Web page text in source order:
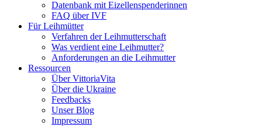
Datenbank mit Eizellenspenderinnen
FAQ über IVF
Für Leihmütter
Verfahren der Leihmutterschaft
Was verdient eine Leihmutter?
Anforderungen an die Leihmutter
Ressourcen
Über VittoriaVita
Über die Ukraine
Feedbacks
Unser Blog
Impressum